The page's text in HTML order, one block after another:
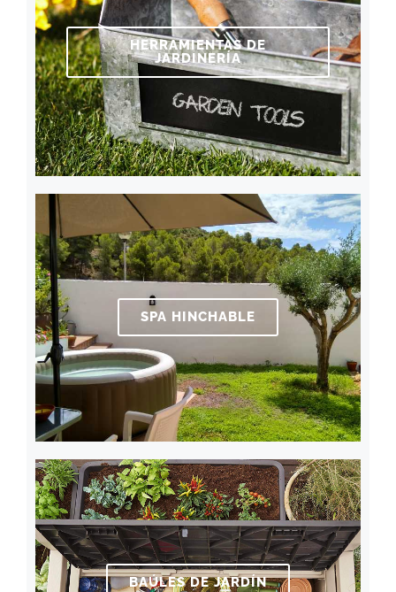
HERRAMIENTAS DE
JARDINERÍA
SPA HINCHABLE
BAÚLES DE JARDÍN